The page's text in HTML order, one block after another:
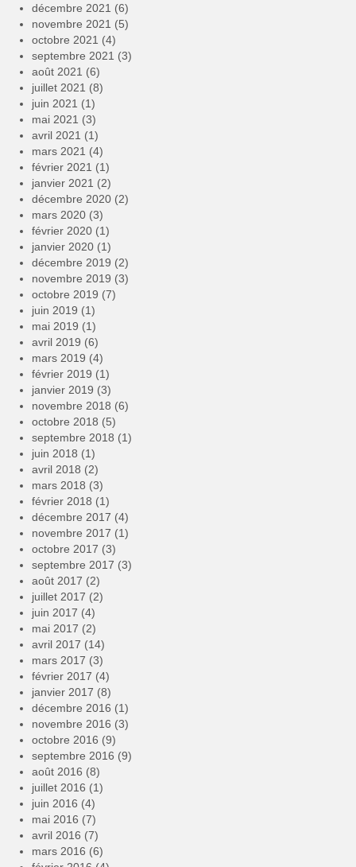
décembre 2021 (6)
novembre 2021 (5)
octobre 2021 (4)
septembre 2021 (3)
août 2021 (6)
juillet 2021 (8)
juin 2021 (1)
mai 2021 (3)
avril 2021 (1)
mars 2021 (4)
février 2021 (1)
janvier 2021 (2)
décembre 2020 (2)
mars 2020 (3)
février 2020 (1)
janvier 2020 (1)
décembre 2019 (2)
novembre 2019 (3)
octobre 2019 (7)
juin 2019 (1)
mai 2019 (1)
avril 2019 (6)
mars 2019 (4)
février 2019 (1)
janvier 2019 (3)
novembre 2018 (6)
octobre 2018 (5)
septembre 2018 (1)
juin 2018 (1)
avril 2018 (2)
mars 2018 (3)
février 2018 (1)
décembre 2017 (4)
novembre 2017 (1)
octobre 2017 (3)
septembre 2017 (3)
août 2017 (2)
juillet 2017 (2)
juin 2017 (4)
mai 2017 (2)
avril 2017 (14)
mars 2017 (3)
février 2017 (4)
janvier 2017 (8)
décembre 2016 (1)
novembre 2016 (3)
octobre 2016 (9)
septembre 2016 (9)
août 2016 (8)
juillet 2016 (1)
juin 2016 (4)
mai 2016 (7)
avril 2016 (7)
mars 2016 (6)